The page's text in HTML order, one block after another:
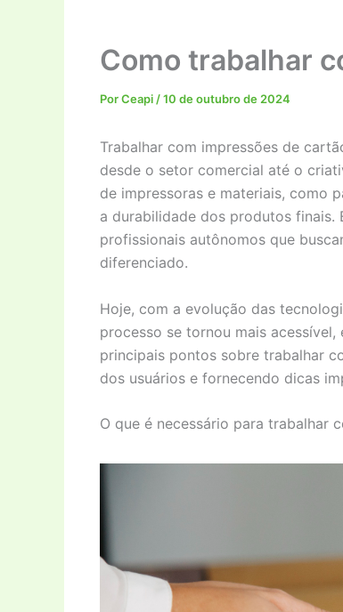
Como trabalhar
PorCeapi /10 de outubro de 2024
Trabalhar com impressões de
desde o setor comercial até o
de impressoras e materiais, como
a durabilidade dos produtos finais.
profissionais autônomos que
diferenciado.
Hoje, com a evolução das
processo se tornou mais
principais pontos sobre trabalhar
dos usuários e fornecendo dicas
O que é necessário para trabalhar